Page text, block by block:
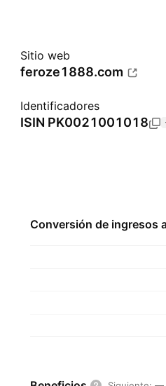
Sitio web
feroze1888.com
Identificadores
ISIN PK0021001018
Conversión de ingresos